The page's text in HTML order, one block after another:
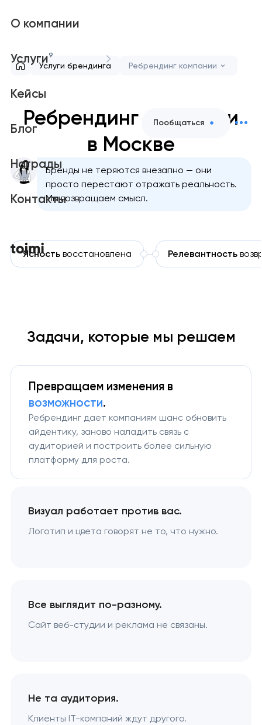
О компании
Услуги9
Кейсы
Блог
Награды
Контакты
Пообщаться
Услуги брендинга Ребрендинг компании
Ребрендинг компании
в Москве
Бренды не теряются внезапно — они
просто перестают отражать реальность.
Мы возвращаем смысл.
Ясностьвосстановлена Релевантность
Задачи, которые мы решаем
Превращаем изменения в
возможности.
Ребрендинг дает компаниям шанс обновить
айдентику, заново наладить связь с
аудиторией и построить более сильную
платформу для роста.
Визуал работает против вас.
Логотип и цвета говорят не то, что нужно.
Все выглядит по-разному.
Сайт веб-студии и реклама не связаны.
Не та аудитория.
Клиенты IT-компаний ждут другого.